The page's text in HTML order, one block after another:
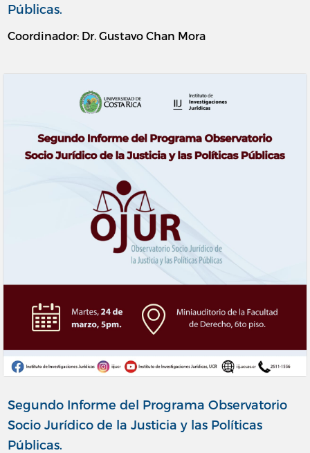
Públicas.
Coordinador: Dr. Gustavo Chan Mora
Segundo Informe del Programa Observatorio
Socio Jurídico de la Justicia y las Políticas
Públicas.